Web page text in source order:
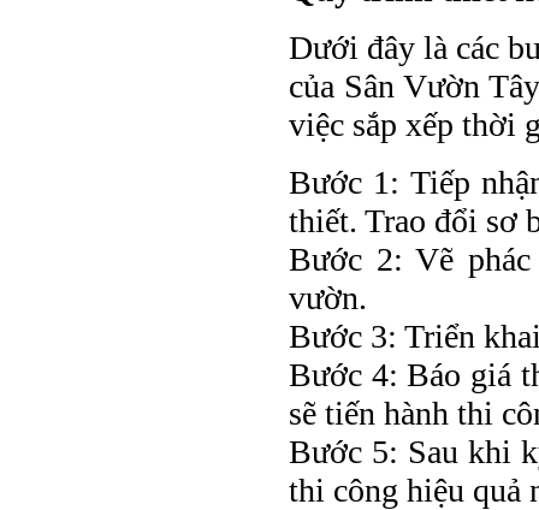
Dưới đây là các
của Sân Vườn
việc sắp xếp thời
Bước 1: Tiếp
thiết. Trao đổi sơ
Bước 2: Vẽ
vườn.
Bước 3: Triển
Bước 4: Báo giá
sẽ tiến hành thi
Bước 5: Sau khi
thi công hiệu quả